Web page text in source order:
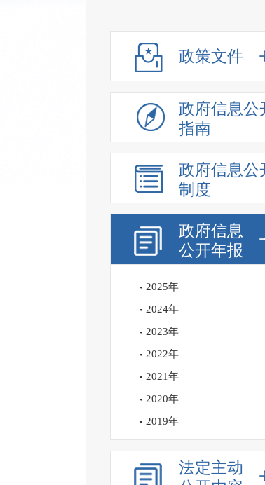
政策文件
政府信息公
指南
政府信息公
制度
政府信息
公开年报
2025年
2024年
2023年
2022年
2021年
2020年
2019年
法定主动